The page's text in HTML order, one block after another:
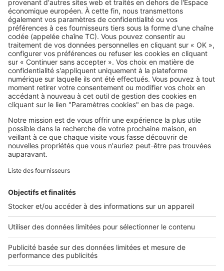
Achat en viager : les 3 grosses
erreurs à éviter
SeLoger c'est aussi
Retrouvez-nous sur ...
L'ENTREPRISE
Qui sommes-nous ?
Nous contacter
Nous recrutons